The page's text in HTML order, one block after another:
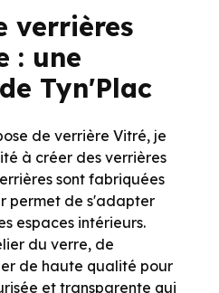
verrières
: une
Tyn'Plac
de verrière Vitré, je
à créer des verrières
sont fabriquées
permet de s'adapter
espaces intérieurs.
du verre, de
de haute qualité pour
et transparente qui